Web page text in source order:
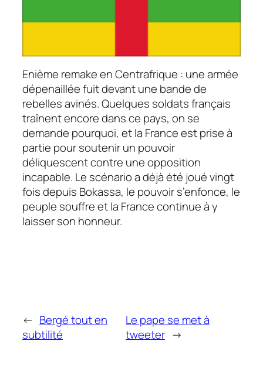
Enième remakeen Centrafrique : une armée
dépenaillée fuit devant une bande de
rebelles avinés. Quelques soldats français
traînent encore dans ce pays, on se
demande pourquoi, et la France est prise à
partie pour soutenir un pouvoir
déliquescent contre une opposition
incapable. Le scénario a déjà été joué vingt
fois depuis Bokassa, le pouvoir s’enfonce, le
peuple souffre et la France continue à y
laisser son honneur.
← Bergé tout en
subtilité
Le pape se met à
tweeter →